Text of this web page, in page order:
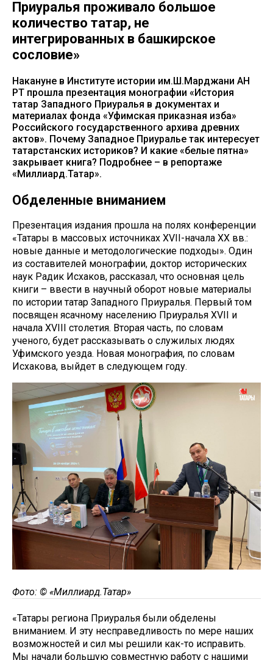
Приуралья проживало большое
количество татар, не
интегрированных в башкирское
сословие»
Накануне в Институте истории им.Ш.Марджани АН
РТ прошла презентация монографии «История
татар Западного Приуралья в документах и
материалах фонда «Уфимская приказная изба»
Российского государственного архива древних
актов». Почему Западное Приуралье так интересует
татарстанских историков? И какие «белые пятна»
закрывает книга? Подробнее – в репортаже
«Миллиард.Татар».
Обделенные вниманием
Презентация издания прошла на полях конференции
«Татары в массовых источниках XVII-начала XX вв.:
новые данные и методологические подходы». Один
из составителей монографии, доктор исторических
наук Радик Исхаков, рассказал, что основная цель
книги – ввести в научный оборот новые материалы
по истории татар Западного Приуралья. Первый том
посвящен ясачному населению Приуралья XVII и
начала XVIII столетия. Вторая часть, по словам
ученого, будет рассказывать о служилых людях
Уфимского уезда. Новая монография, по словам
Исхакова, выйдет в следующем году.
Фото: © «Миллиард.Татар»
«Татары региона Приуралья были обделены
вниманием. И эту несправедливость по мере наших
возможностей и сил мы решили как-то исправить.
Мы начали большую совместную работу с нашими